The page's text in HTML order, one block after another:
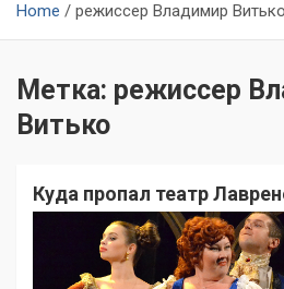
Home режиссер Владимир Витько
Метка: режиссер
Витько
Куда пропал театр